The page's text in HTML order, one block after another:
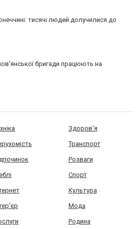
тисячі людей долучилися до
бригади працюють на
Здоров'я
Транспорт
Розваги
Спорт
Культура
Мода
Родина